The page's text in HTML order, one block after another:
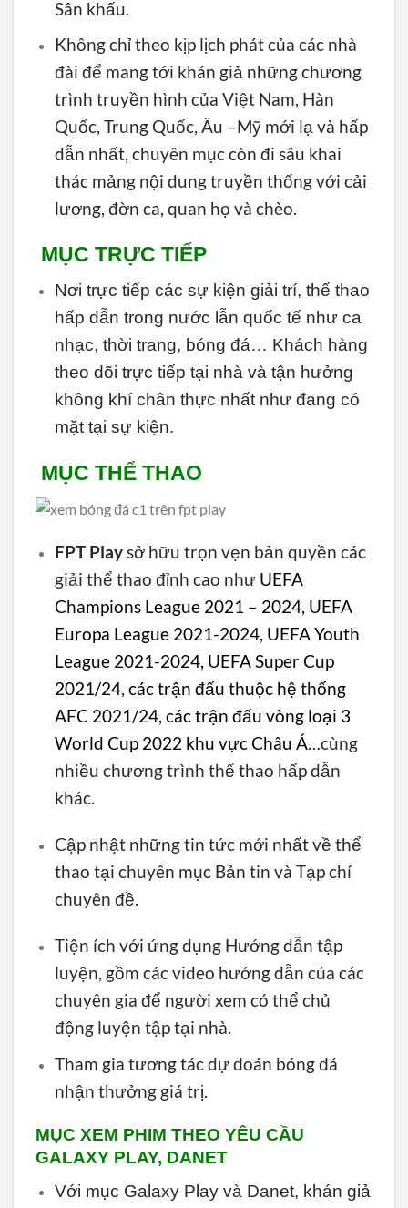
Sân khấu.
Không chỉ theo kịp lịch phát của các nhà
đài để mang tới khán giả những chương
trình truyền hình của Việt Nam, Hàn
Quốc, Trung Quốc, Âu –Mỹ mới lạ và hấp
dẫn nhất, chuyên mục còn đi sâu khai
thác mảng nội dung truyền thống với cải
lương, đờn ca, quan họ và chèo.
MỤC TRỰC TIẾP
Nơi trực tiếp các sự kiện giải trí, thể thao
hấp dẫn trong nước lẫn quốc tế như ca
nhạc, thời trang, bóng đá… Khách hàng
theo dõi trực tiếp tại nhà và tận hưởng
không khí chân thực nhất như đang có
mặt tại sự kiện.
MỤC THỂ THAO
FPT Playsở hữu trọn vẹn bản quyền các
giải thể thao đỉnh cao như UEFA
Champions League 2021 – 2024, UEFA
Europa League 2021-2024, UEFA Youth
League 2021-2024, UEFA Super Cup
2021/24, các trận đấu thuộc hệ thống
AFC 2021/24, các trận đấu vòng loại 3
World Cup 2022 khu vực Châu Á…cùng
nhiều chương trình thể thao hấp dẫn
khác.
Cập nhật những tin tức mới nhất về thể
thao tại chuyên mục Bản tin và Tạp chí
chuyên đề.
Tiện ích với ứng dụng Hướng dẫn tập
luyện, gồm các video hướng dẫn của các
chuyên gia để người xem có thể chủ
động luyện tập tại nhà.
Tham gia tương tác dự đoán bóng đá
nhận thưởng giá trị.
MỤC XEM PHIM THEO YÊU CẦU
GALAXY PLAY, DANET
Với mục Galaxy Play và Danet, khán giả